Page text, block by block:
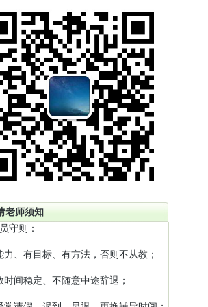
老师须知
守则：
力、有目标、有方法，否则不从教；
时间稳定、不随意中途辞退；